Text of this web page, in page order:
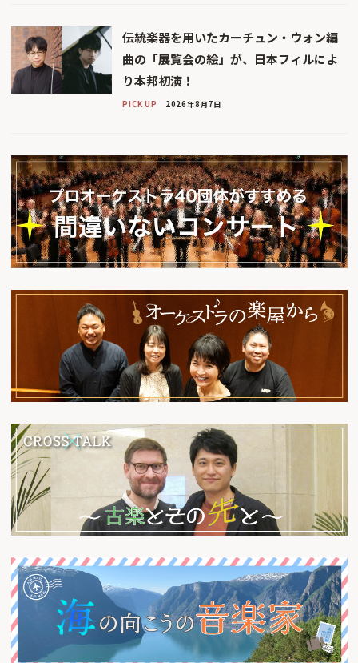
伝統楽器を用いたカーチュン・ウォン編
曲の「展覧会の絵」が、日本フィルによ
り本邦初演！
PICK UP 2026年8月7日